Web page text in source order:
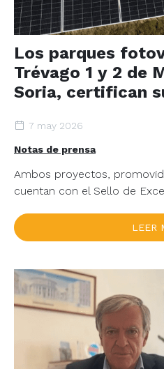
Los parques
Trévago 1 y 2 de
Soria, certifican
7 may 2026
Notas de prensa
Ambos proyectos,
cuentan con el Sello de
LEER